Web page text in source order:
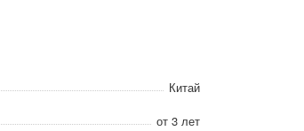
Китай
от 3 лет